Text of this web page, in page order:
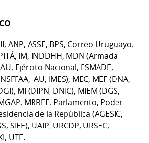
ANP, ASSE, BPS, Correo Uruguayo,
IM, INDDHH, MDN (Armada
Ejército Nacional, ESMADE,
IAU, IMES), MEC, MEF (DNA,
MI (DIPN, DNIC), MIEM (DGS,
MRREE, Parlamento, Poder
de la República (AGESIC,
SIEE), UAIP, URCDP, URSEC,
UTE.